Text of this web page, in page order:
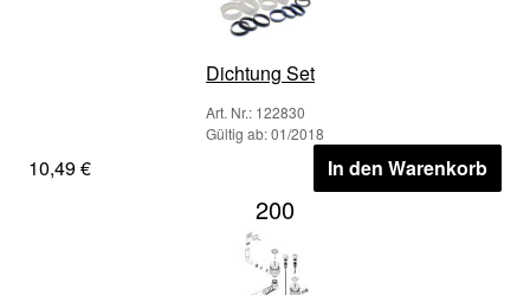
Dichtung Set
Art. Nr.: 122830
Gültig ab: 01/2018
10,49 € In den Warenkorb
200